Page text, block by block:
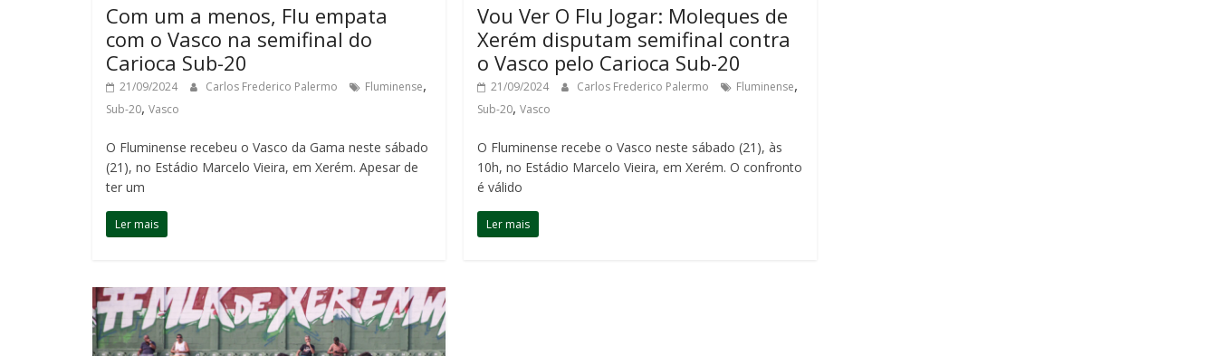
Com um a menos, Flu empata
com o Vasco na semifinal do
Carioca Sub-20
21/09/2024 Carlos Frederico Palermo Fluminense,
Sub-20, Vasco
O Fluminense recebeu o Vasco da Gama neste sábado
(21), no Estádio Marcelo Vieira, em Xerém. Apesar de
ter um
Ler mais
Vou Ver O Flu Jogar: Moleques de
Xerém disputam semifinal contra
o Vasco pelo Carioca Sub-20
21/09/2024 Carlos Frederico Palermo Fluminense,
Sub-20,Vasco
O Fluminense recebe o Vasco neste sábado (21), às
10h, no Estádio Marcelo Vieira, em Xerém. O confronto
é válido
Ler mais